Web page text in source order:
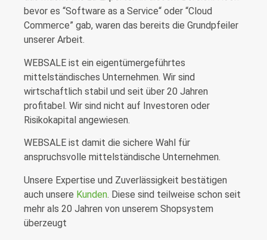
bevor es “Software as a Service“ oder “Cloud
Commerce” gab, waren das bereits die Grundpfeiler
unserer Arbeit.
WEBSALE ist ein eigentümergeführtes
mittelständisches Unternehmen. Wir sind
wirtschaftlich stabil und seit über 20 Jahren
profitabel. Wir sind nicht auf Investoren oder
Risikokapital angewiesen.
WEBSALE ist damit die sichere Wahl für
anspruchsvolle mittelständische Unternehmen.
Unsere Expertise und Zuverlässigkeit bestätigen
auch unsere Kunden. Diese sind teilweise schon seit
mehr als 20 Jahren von unserem Shopsystem
überzeugt